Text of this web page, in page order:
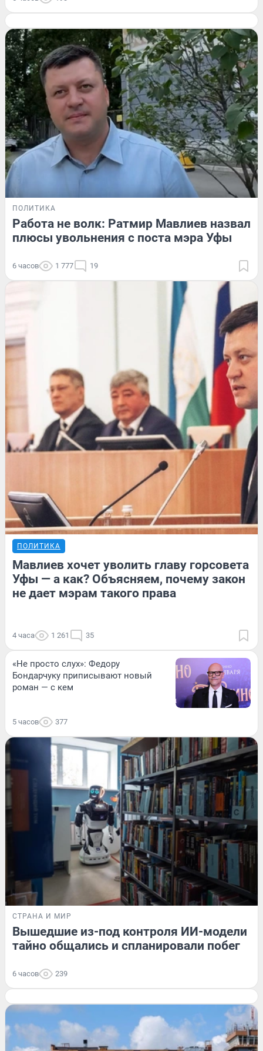
ПОЛИТИКА
Работа не волк: Ратмир Мавлиев назвал
плюсы увольнения с поста мэра Уфы
6 часов 1 777 19
ПОЛИТИКА
Мавлиев хочет уволить главу горсовета
Уфы — а как? Объясняем, почему закон
не дает мэрам такого права
4 часа 1 261 35
«Не просто слух»: Федору
Бондарчуку приписывают новый
роман — с кем
5 часов 377
СТРАНА И МИР
Вышедшие из-под контроля ИИ-модели
тайно общались и спланировали побег
6 часов 239